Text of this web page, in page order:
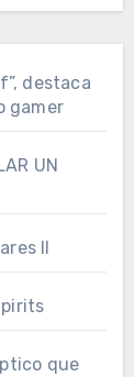
destaca
gamer
UN
II
que